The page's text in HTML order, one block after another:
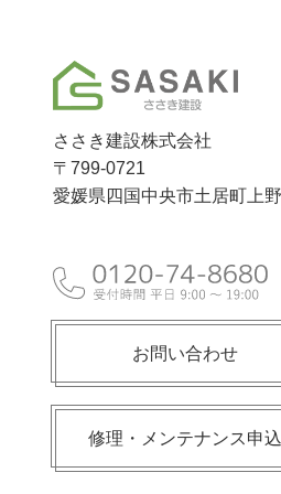
ささき建設株式会社
〒799-0721
愛媛県四国中央市土居町上
お問い合わせ
修理・メンテナンス申込